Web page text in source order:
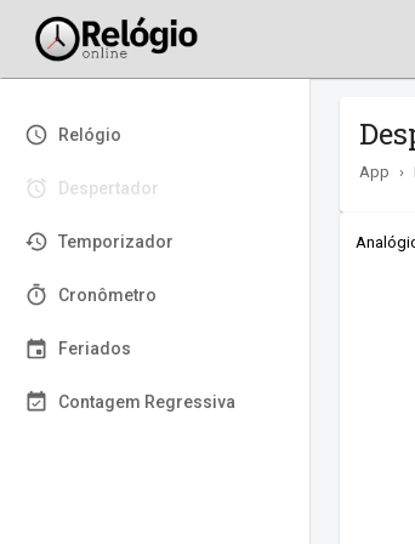
Relógio
Despertador
Temporizador
Cronômetro
Feriados
Contagem Regressiva
App ›